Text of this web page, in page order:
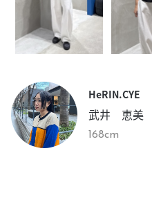
HeRIN.CYE
武井 恵美
168cm